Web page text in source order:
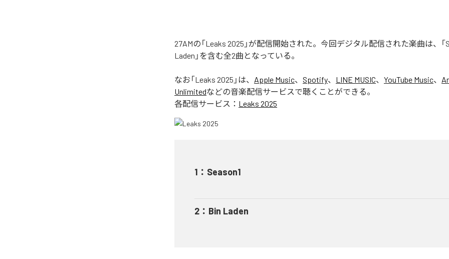
27AMの「Leaks 2025」が配信開始された。今回デジタル配信された楽曲は、「
Laden」を含む全2曲となっている。
なお「Leaks 2025 」は、 Apple Music、 Spotify、 LINE MUSIC、 YouTube Music、
Unlimitedなどの音楽配信サービスで聴くことができる。
各配信サービス： Leaks 2025
1 ： Season1
2 ： Bin Laden